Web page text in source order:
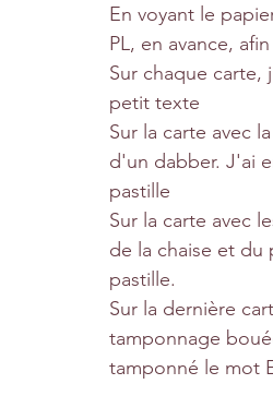
En voyant le
PL, en avance,
Sur chaque
petit texte
Sur la carte avec
d'un dabber. J'ai
pastille
Sur la carte avec
de la chaise et
pastille.
Sur la dernière
tamponnage
tamponné le mot